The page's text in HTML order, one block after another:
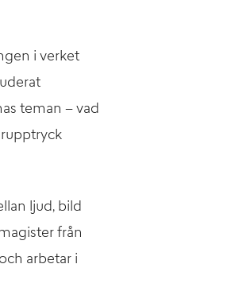
i verket
teman – vad
ljud, bild
från
arbetar i